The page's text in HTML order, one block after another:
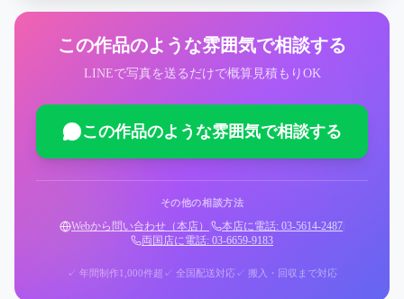
この作品のような雰囲気で相談する
LINEで写真を送るだけで概算見積もりOK
この作品のような雰囲気で相談する
その他の相談方法
Webから問い合わせ（本店） 本店に電話: 03-5614-2487
両国店に電話: 03-6659-9183
✓ 年間制作1,000件超 ✓ 全国配送対応 ✓ 搬入・回収まで対応